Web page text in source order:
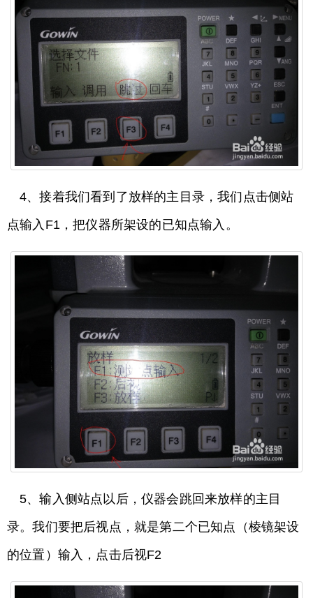
4、接着我们看到了放样的主目录，我们点击侧站
点输入F1，把仪器所架设的已知点输入。
5、输入侧站点以后，仪器会跳回来放样的主目
录。我们要把后视点，就是第二个已知点（棱镜架设
的位置）输入，点击后视F2